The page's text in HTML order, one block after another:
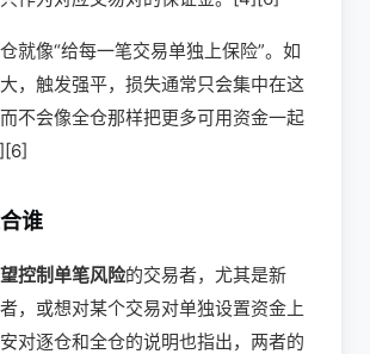
就像“给每一笔交易单独上保险”。如
，触发强平，损失通常只会集中在这
不会像全仓那样把更多可用资金一起
谁
控制单笔风险的交易者，尤其是新
，或想对某个交易对单独设置资金上
对逐仓和全仓的说明也指出，两者的